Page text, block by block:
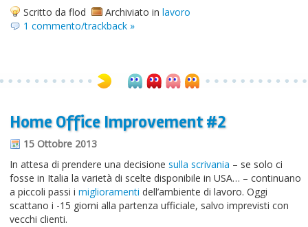
Scritto da flod
Archiviato in lavoro
1 commento/trackback »
Home Office Improvement #2
15 Ottobre 2013
In attesa di prendere una decisione sulla scrivania – se solo ci
fosse in Italia la varietà di scelte disponibile in USA… – continuano
a piccoli passi i miglioramenti dell’ambiente di lavoro. Oggi
scattano i -15 giorni alla partenza ufficiale, salvo imprevisti con
vecchi clienti.